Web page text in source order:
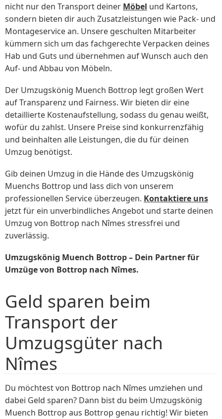
nicht nur den Transport deiner Möbel und Kartons,
sondern bieten dir auch Zusatzleistungen wie Pack- und
Montageservice an. Unsere geschulten Mitarbeiter
kümmern sich um das fachgerechte Verpacken deines
Hab und Guts und übernehmen auf Wunsch auch den
Auf- und Abbau von Möbeln.
Der Umzugskönig Muench Bottrop legt großen Wert
auf Transparenz und Fairness. Wir bieten dir eine
detaillierte Kostenaufstellung, sodass du genau weißt,
wofür du zahlst. Unsere Preise sind konkurrenzfähig
und beinhalten alle Leistungen, die du für deinen
Umzug benötigst.
Gib deinen Umzug in die Hände des Umzugskönig
Muenchs Bottrop und lass dich von unserem
professionellen Service überzeugen. Kontaktiere uns
jetzt für ein unverbindliches Angebot und starte deinen
Umzug von Bottrop nach Nîmes stressfrei und
zuverlässig.
Umzugskönig Muench Bottrop – Dein Partner für
Umzüge von Bottrop nach Nîmes.
Geld sparen beim
Transport der
Umzugsgüter nach
Nîmes
Du möchtest von Bottrop nach Nîmes umziehen und
dabei Geld sparen? Dann bist du beim Umzugskönig
Muench Bottrop aus Bottrop genau richtig! Wir bieten